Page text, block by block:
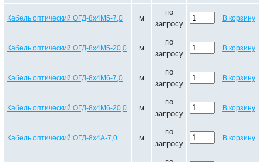
Кабель оптический ОГД-8х4М5-7,0 м
по
запросу
В корзину
Кабель оптический ОГД-8х4М5-20,0 м
по
запросу
В корзину
Кабель оптический ОГД-8х4М6-7,0 м
по
запросу
В корзину
Кабель оптический ОГД-8х4М6-20,0 м
по
запросу
В корзину
Кабель оптический ОГД-8х4А-7,0 м
по
запросу
В корзину